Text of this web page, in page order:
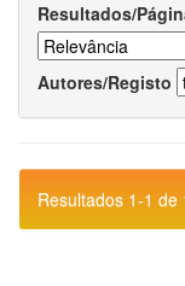
Resultados/
Autores/Registo
Resultados 1-1 de